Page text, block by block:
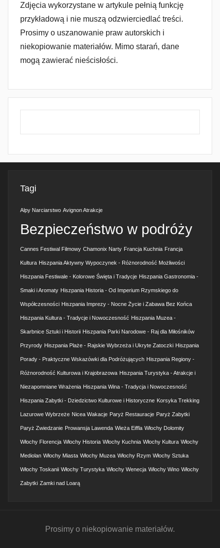
Zdjęcia wykorzystane w artykule pełnią funkcję
przykładową i nie muszą odzwierciedlać treści.
Prosimy o uszanowanie praw autorskich i
niekopiowanie materiałów. Mimo starań, dane
mogą zawierać nieścisłości.
Tagi
Alpy Narciarstwo Avignon Atrakcje
Bezpieczeństwo w podróży
Cannes Festiwal Filmowy Chamonix Narty Francja Kuchnia Francja
Kultura Hiszpania Aktywny Wypoczynek - Różnorodność Możliwości
Hiszpania Festiwale - Kolorowe Święta i Tradycje Hiszpania Gastronomia -
Smaki i Aromaty Hiszpania Historia - Od Imperium Rzymskiego do
Współczesności Hiszpania Imprezy - Nocne Życie i Zabawa Bez Końca
Hiszpania Kultura - Tradycje i Nowoczesność Hiszpania Muzea -
Skarbnice Sztuki i Historii Hiszpania Parki Narodowe - Raj dla Miłośników
Przyrody Hiszpania Plaże - Rajskie Wybrzeża i Ukryte Zatoczki Hiszpania
Porady - Praktyczne Wskazówki dla Podróżujących Hiszpania Regiony -
Różnorodność Kulturowa i Krajobrazowa Hiszpania Turystyka - Atrakcje i
Niezapomniane Wrażenia Hiszpania Wina - Tradycja i Nowoczesność
Hiszpania Zabytki - Dziedzictwo Kulturowe i Historyczne Korsyka Trekking
Lazurowe Wybrzeże Nicea Wakacje Paryż Restauracje Paryż Zabytki
Paryż Zwiedzanie Prowansja Lawenda Wieża Eiffla Włochy Dolomity
Włochy Florencja Włochy Historia Włochy Kuchnia Włochy Kultura Włochy
Mediolan Włochy Miasta Włochy Muzea Włochy Rzym Włochy Sztuka
Włochy Toskanii Włochy Turystyka Włochy Wenecja Włochy Wino Włochy
Zabytki Zamki nad Loarą
Prosimy o niekopiowanie materiałów.